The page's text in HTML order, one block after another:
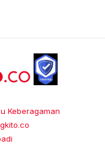
Keberagaman